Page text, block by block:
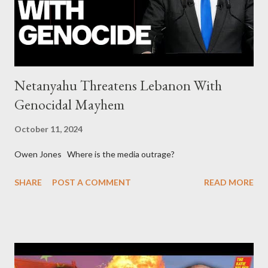
elites declared war on Rafael Correa right after his election and
asked for US support Ho...
Netanyahu Threatens Lebanon With
Genocidal Mayhem
October 11, 2024
Owen Jones Where is the media outrage?
SHARE POST A COMMENT READ MORE